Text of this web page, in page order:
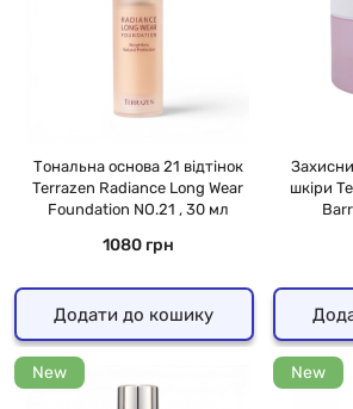
Тональна основа 21 відтінок
Terrazen Radiance Long Wear
Foundation NO.21 , 30 мл
1080 грн
Додати до кошику
шкіри
New New